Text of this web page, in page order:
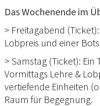
Das Wochenende im
> Freitagabend
Lobpreis und einer
> Samstag (Ticket):
Vormittags Lehre &
vertiefende Einheiten
Raum für Begegnung.